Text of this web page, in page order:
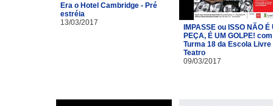
Era o Hotel Cambridge - Pré
estréia
13/03/2017
IMPASSE ou ISSO NÃO É
PEÇA, É UM GOLPE!
Turma 18 da Escola Livre
Teatro​
09/03/2017